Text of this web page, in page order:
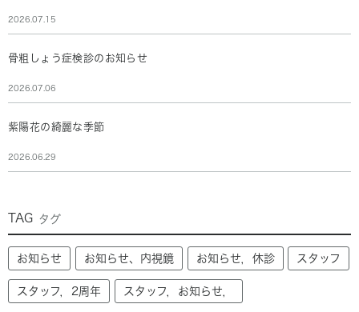
2026.07.15
骨粗しょう症検診のお知らせ
2026.07.06
紫陽花の綺麗な季節
2026.06.29
TAG タグ
お知らせ お知らせ、内視鏡 お知らせ，休診 スタッフ
スタッフ，2周年 スタッフ，お知らせ，